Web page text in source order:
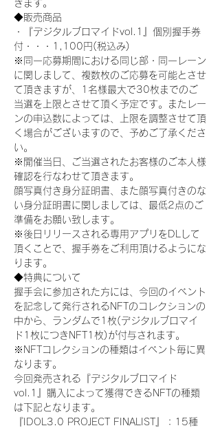
きます。
◆販売商品
・『デジタルブロマイドvol.1』個別握手券
付・・・1,100円(税込み)
※同一応募期間における同じ部・同一レーン
に関しまして、複数枚のご応募を可能とさせ
て頂きますが、1名様最大で30枚までのご
当選を上限とさせて頂く予定です。またレー
ンの申込数によっては、上限を調整させて頂
く場合がございますので、予めご了承くださ
い。
※開催当日、ご当選されたお客様のご本人様
確認を行なわせて頂きます。
顔写真付き身分証明書、また顔写真付きのな
い身分証明書に関しましては、最低2点のご
準備をお願い致します。
※後日リリースされる専用アプリをDLして
頂くことで、握手券をご利用頂けるようにな
ります。
◆特典について
握手会に参加された方には、今回のイベント
を記念して発行されるNFTのコレクションの
中から、ランダムで1枚(デジタルブロマイ
ド1枚につきNFT1枚)が付与されます。
※NFTコレクションの種類はイベント毎に異
なります。
今回発売される『デジタルブロマイド
vol.1』購入によって獲得できるNFTの種類
は下記となります。
『IDOL3.0 PROJECT FINALIST』：15種